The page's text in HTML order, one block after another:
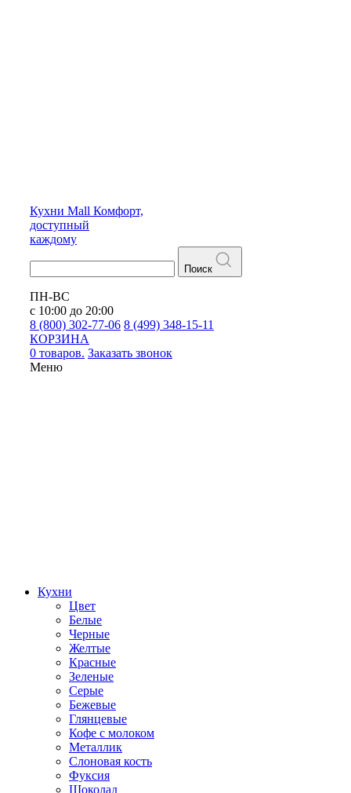
Кухни Mall Комфорт,
доступный
каждому
Поиск
ПН-ВС
с 10:00 до 20:00
8 (800) 302-77-06 8 (499) 348-15-11
КОРЗИНА
0 товаров. Заказать звонок
Меню
Кухни
Цвет
Белые
Черные
Желтые
Красные
Зеленые
Серые
Бежевые
Глянцевые
Кофе с молоком
Металлик
Слоновая кость
Фуксия
Шоколад